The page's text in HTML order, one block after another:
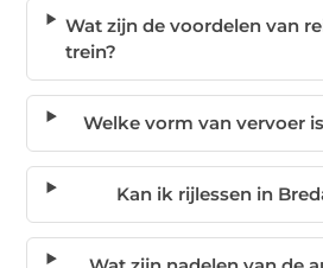
Wat zijn de voordelen van
trein?
Welke vorm van vervoer
Kan ik rijlessen in